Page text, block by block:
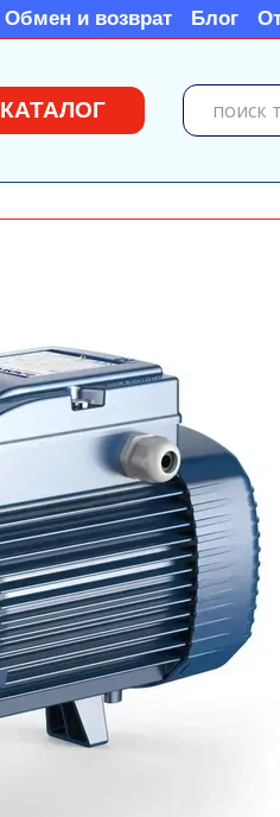
Обмен и возврат Блог
КАТАЛОГ